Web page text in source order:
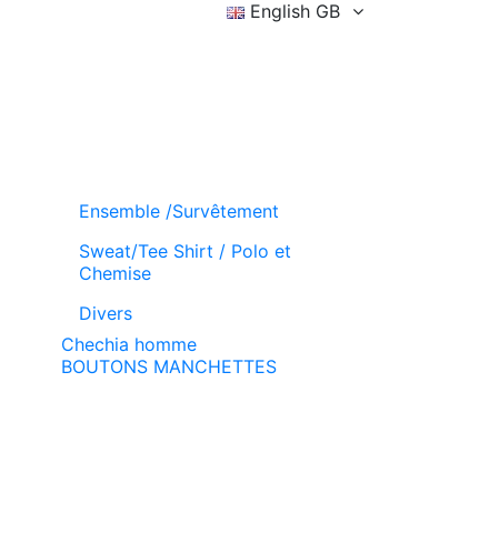
English GB
Ensemble /Survêtement
Sweat/Tee Shirt / Polo et
Chemise
Divers
Chechia homme
BOUTONS MANCHETTES